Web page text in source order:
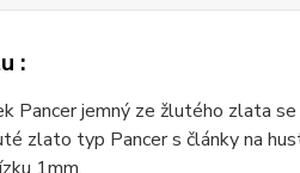
:
Pancer jemný ze žlutého zlata se
zlato typ Pancer s články na